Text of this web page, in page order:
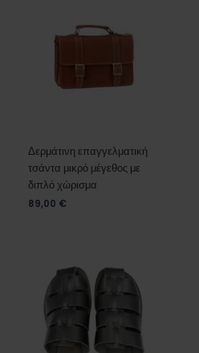
Δερμάτινη επαγγελματική
τσάντα μικρό μέγεθος με
διπλό χώρισμα
89,00 €